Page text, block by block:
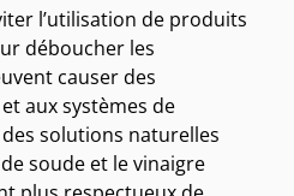
l’utilisation de produits
déboucher les
causer des
aux systèmes de
solutions naturelles
soude et le vinaigre